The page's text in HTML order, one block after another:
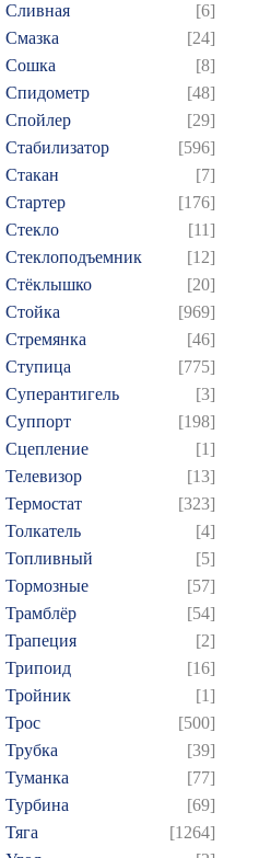
Сливная
[6]
Смазка
[24]
Сошка
[8]
Спидометр
[48]
Спойлер
[29]
Стабилизатор
[596]
Стакан
[7]
Стартер
[176]
Стекло
[11]
Стеклоподъемник
[12]
Стёклышко
[20]
Стойка
[969]
Стремянка
[46]
Ступица
[775]
Суперантигель
[3]
Суппорт
[198]
Сцепление
[1]
Телевизор
[13]
Термостат
[323]
Толкатель
[4]
Топливный
[5]
Тормозные
[57]
Трамблёр
[54]
Трапеция
[2]
Трипоид
[16]
Тройник
[1]
Трос
[500]
Трубка
[39]
Туманка
[77]
Турбина
[69]
Тяга
[1264]